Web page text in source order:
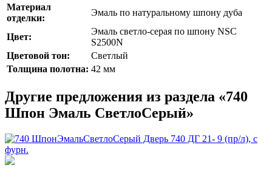
Материал
отделки:
Эмаль по натуральному шпону дуба
Цвет:
Эмаль светло-серая по шпону NSC
S2500N
Цветовой тон:
Светлый
Толщина полотна: 42 мм
Другие предложения из раздела «740
Шпон Эмаль СветлоСерый»